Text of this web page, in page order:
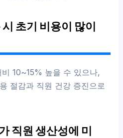
초기 비용이 많이
10~15% 높을 수 있으나,
절감과 직원 건강 증진으로
직원 생산성에 미